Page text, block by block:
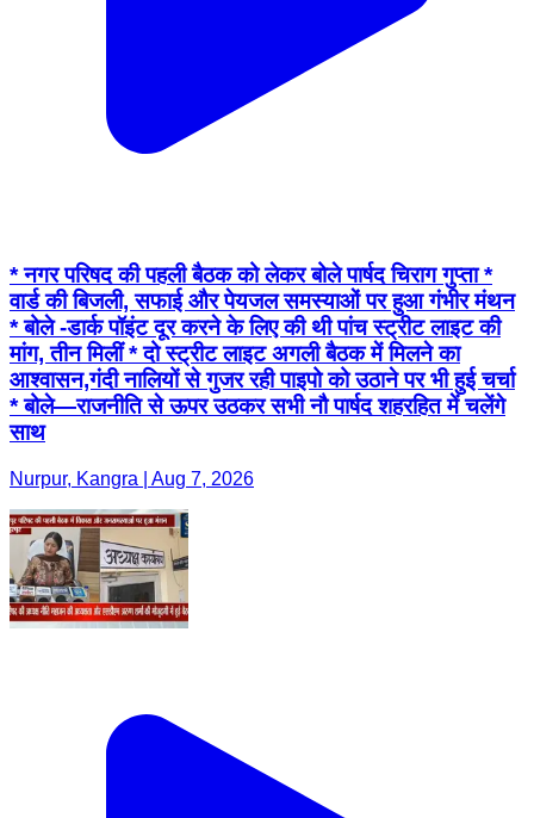
* नगर परिषद की पहली बैठक को लेकर बोले पार्षद चिराग गुप्ता *
वार्ड की बिजली, सफाई और पेयजल समस्याओं पर हुआ गंभीर मंथन
* बोले -डार्क पॉइंट दूर करने के लिए की थी पांच स्ट्रीट लाइट की
मांग, तीन मिलीं * दो स्ट्रीट लाइट अगली बैठक में मिलने का
आश्वासन,गंदी नालियों से गुजर रही पाइपो को उठाने पर भी हुई चर्चा
* बोले—राजनीति से ऊपर उठकर सभी नौ पार्षद शहरहित में चलेंगे
साथ
Nurpur, Kangra | Aug 7, 2026